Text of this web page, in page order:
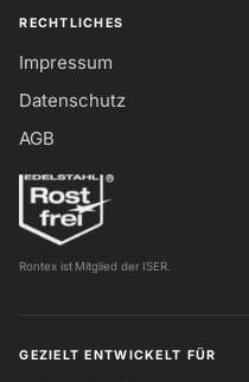
RECHTLICHES
Impressum
Datenschutz
AGB
Rontex ist Mitglied der ISER.
GEZIELT ENTWICKELT FÜR